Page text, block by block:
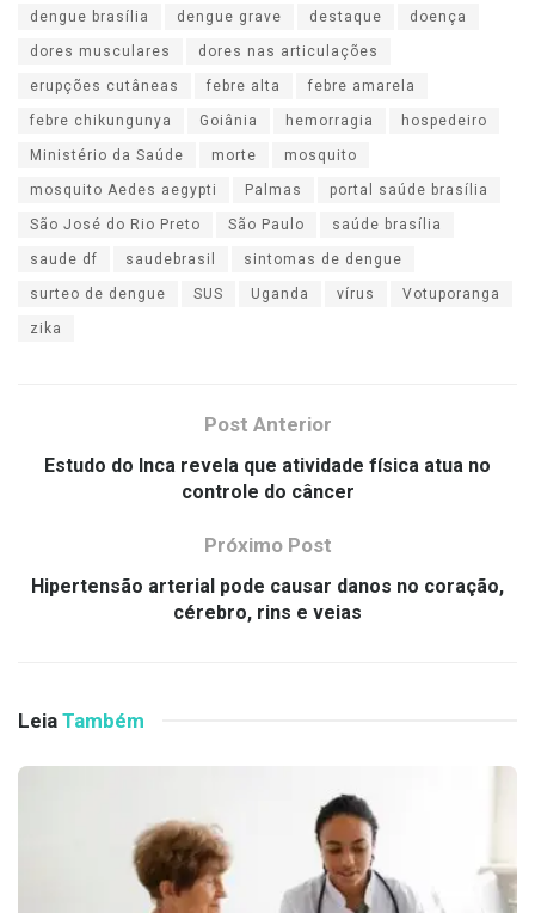
dengue brasília dengue grave destaque doença
dores musculares dores nas articulações
erupções cutâneas febre alta febre amarela
febre chikungunya Goiânia hemorragia hospedeiro
Ministério da Saúde morte mosquito
mosquito Aedes aegypti Palmas portal saúde brasília
São José do Rio Preto São Paulo saúde brasília
saude df saudebrasil sintomas de dengue
surteo de dengue SUS Uganda vírus Votuporanga
zika
Post Anterior
Estudo do Inca revela que atividade física atua no
controle do câncer
Próximo Post
Hipertensão arterial pode causar danos no coração,
cérebro, rins e veias
Leia Também